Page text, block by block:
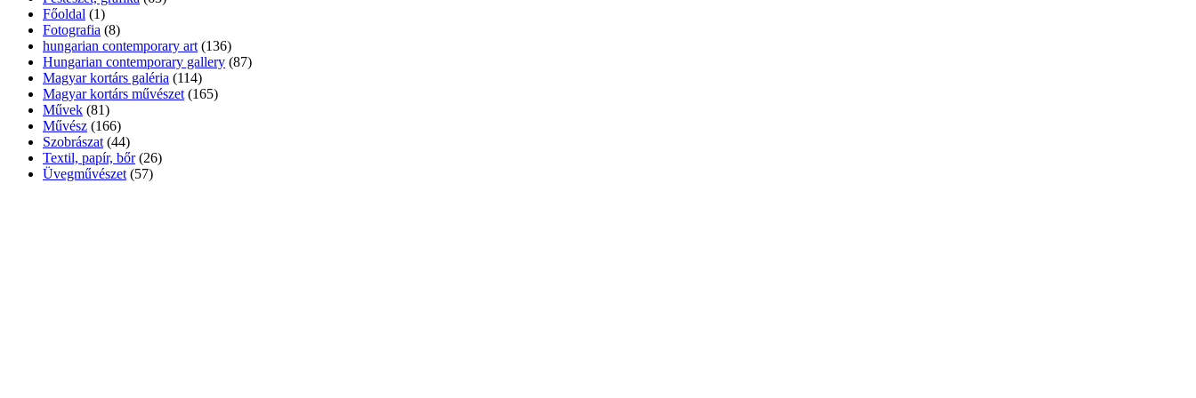
Főoldal (1)
Fotografia (8)
hungarian contemporary art (136)
Hungarian contemporary gallery (87)
Magyar kortárs galéria (114)
Magyar kortárs művészet (165)
Művek (81)
Művész (166)
Szobrászat (44)
Textil, papír, bőr(26)
Üvegművészet (57)